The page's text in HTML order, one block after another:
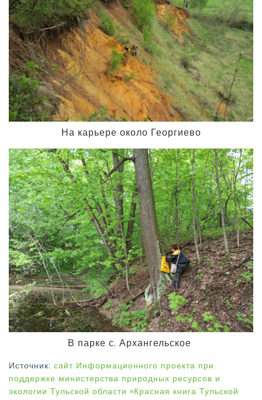
На карьере около Георгиево
В парке с. Архангельское
Источник: сайт Информационного проекта при
поддержке министерства природных ресурсов и
экологии Тульской области «Красная книга Тульской